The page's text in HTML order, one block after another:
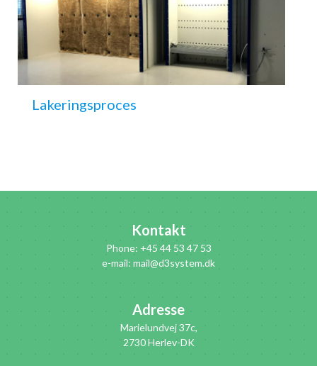
Lakeringsproces
Kontakt
Phone: +45 44 53 47 53
e-mail: mail@d3system.dk
Adresse
Marielundvej 37c,
2730 Herlev-DK